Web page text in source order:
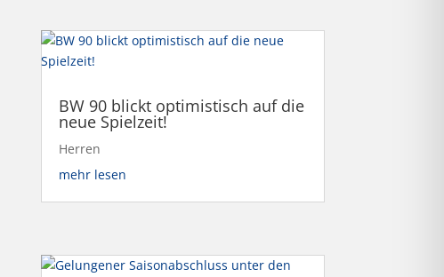
BW 90 blickt optimistisch auf die
neue Spielzeit!
Herren
mehr lesen